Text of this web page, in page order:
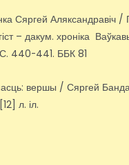
Сяргей Аляксандравіч /
– дакум. хроніка
440-441. ББК 81
вершы / Сяргей
л. іл.